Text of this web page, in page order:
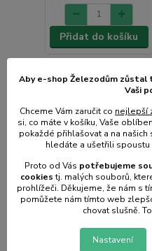
Přidat do košíku
Aby e-shop Železodům zůstal
Vaši
Chceme Vám zaručit co nejlepší
si, co máte v košíku, Vaše
pokaždé přihlašovat a na našich
hledáte a ušetřili spoustu
Proto od Vás potřebujeme
cookiestj. malých souborů,
prohlížeči. Děkujeme, že nám s
pomůžete nám tímto web
chovat slušně.
Nastavení